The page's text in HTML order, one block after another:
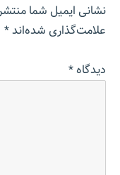
نشانی ایمیل شما
علامت‌گذاری شده‌اند*
دیدگاه*